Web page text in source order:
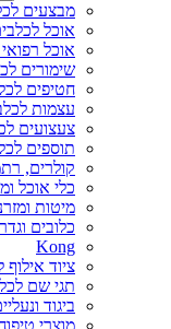
מבצעים
אוכל
אוכל
שימורים
חטיפים
עצמות
צעצועים
תוספים
קולרים,
כלי אוכל
מיטות
כלובים
Kong
ציוד אילוף
תגי שם
ביגוד